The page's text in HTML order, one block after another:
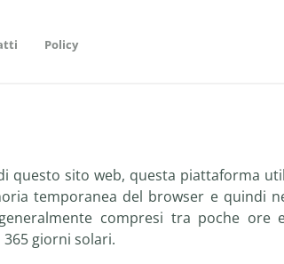
Policy
questo sito web, questa piattaforma
temporanea del browser e quindi
compresi tra poche ore
giorni solari.